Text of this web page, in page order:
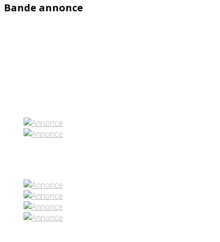
Bande annonce